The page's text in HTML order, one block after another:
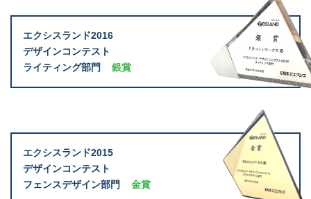
エクシスランド2016
デザインコンテスト
ライティング部門
銀賞
エクシスランド2015
デザインコンテスト
フェンスデザイン部門
金賞